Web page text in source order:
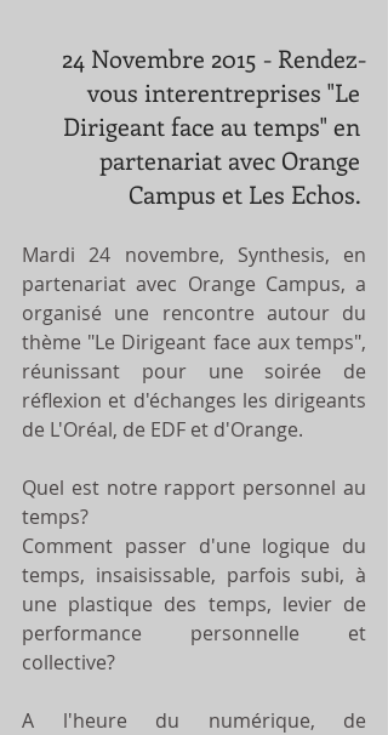
24 Novembre 2015 - Rendez-
vous interentreprises "Le
Dirigeant face au temps" en
partenariat avec Orange
Campus et Les Echos.
Mardi 24 novembre, Synthesis, en
partenariat avec Orange Campus, a
organisé une rencontre autour du
thème "Le Dirigeant face aux temps",
réunissant pour une soirée de
réflexion et d'échanges les dirigeants
de L'Oréal, de EDF et d'Orange.
Quel est notre rapport personnel au
temps?
Comment passer d'une logique du
temps, insaisissable, parfois subi, à
une plastique des temps, levier de
performance personnelle et
collective?
A l'heure du numérique, de